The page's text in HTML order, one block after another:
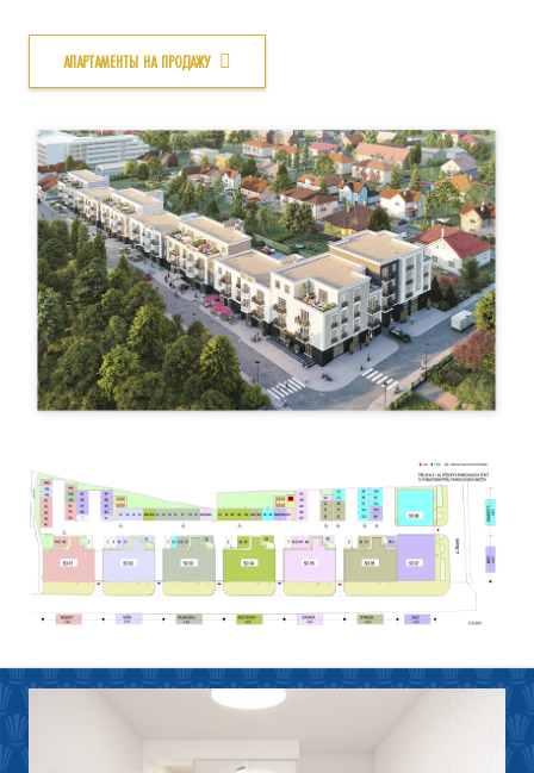
АПАРТАМЕНТЫ НА ПРОДАЖУ